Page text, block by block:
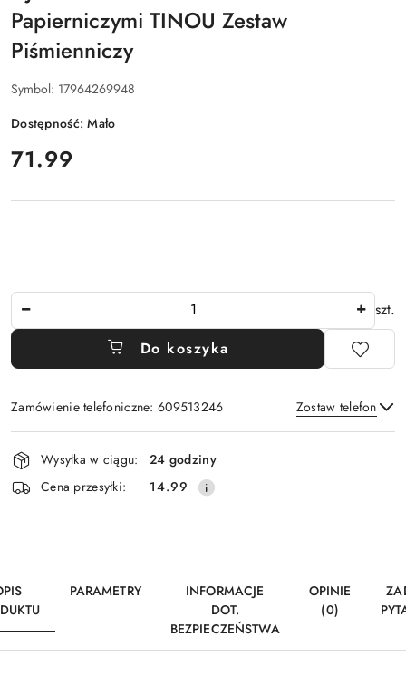
Papierniczymi TINOU Zestaw
Piśmienniczy
Symbol: 17964269948
Dostępność:Mało
cena:
71.99
szt.
Do koszyka
Zamówienie telefoniczne: 609513246 Zostaw telefon
Wyślij
Dostępność
i
dostawa
Wysyłka w ciągu:
24 godziny
Cena przesyłki:
14.99
PARAMETRY
INFORMACJE
DOT.
BEZPIECZEŃSTWA
OPINIE
(0)